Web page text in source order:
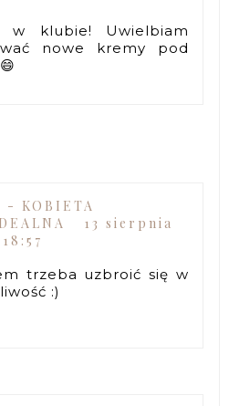
w klubie! Uwielbiam
nowe kremy pod
- KOBIETA
13 sierpnia
trzeba uzbroić się w
:)